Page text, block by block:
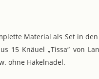
Material als Set in
15 Knäuel „Tissa“ von
ohne Häkelnadel.